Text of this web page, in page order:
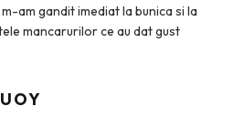
am gandit imediat la bunica si la
mancarurilor ce au dat gust